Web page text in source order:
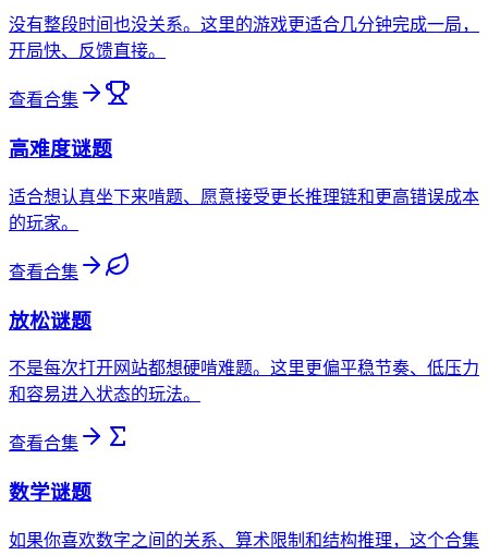
没有整段时间也没关系。这里的游戏更适合几分钟完成一局，
开局快、反馈直接。
查看合集
高难度谜题
适合想认真坐下来啃题、愿意接受更长推理链和更高错误成本
的玩家。
查看合集
放松谜题
不是每次打开网站都想硬啃难题。这里更偏平稳节奏、低压力
和容易进入状态的玩法。
查看合集
数学谜题
如果你喜欢数字之间的关系、算术限制和结构推理，这个合集